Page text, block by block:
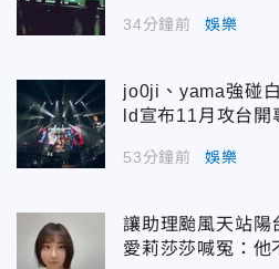
34分鐘前 娛樂
jo0ji、yama強碰
ld宣布11月攻台開
53分鐘前 娛樂
讓助理颱風天站
愛莉莎莎喊冤：他